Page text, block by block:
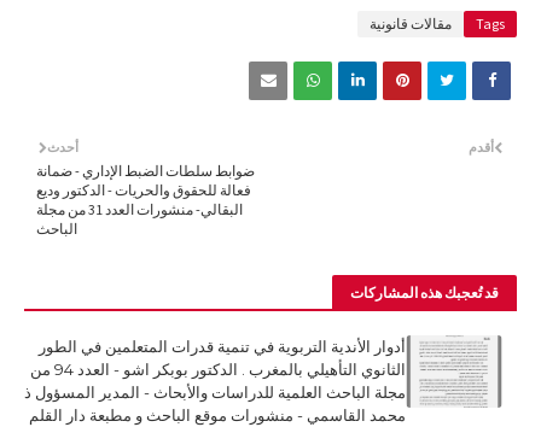
Tags مقالات قانونية
أحدث
ضوابط سلطات الضبط الإداري - ضمانة
فعالة للحقوق والحريات - الدكتور وديع
البقالي- منشورات العدد 31 من مجلة
الباحث
أقدم
قد تُعجبك هذه المشاركات
أدوار الأندية التربوية في تنمية قدرات المتعلمين في الطور
الثانوي التأهيلي بالمغرب . الدكتور بوبكر اشو - العدد 94 من
مجلة الباحث العلمية للدراسات والأبحاث - المدير المسؤول ذ
محمد القاسمي - منشورات موقع الباحث و مطبعة دار القلم